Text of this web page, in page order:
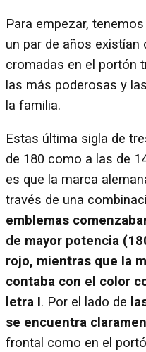
Para empezar,
un par de años
cromadas en el portón
las más poderosas y
la familia.
Estas última sigla de
de 180 como a las de
es que la marca
través de una
emblemas
de mayor potencia
rojo, mientras que la
contaba con el color
letra I. Por el lado de
se encuentra
frontal como en el